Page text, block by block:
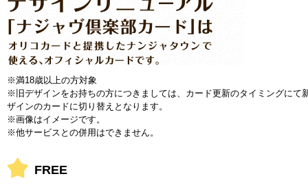
※満18歳以上の方対象
※旧デザインをお持ちの方につきましては、カード更新のタイミングにて
ザインのカードに切り替えとなります。
※画像はイメージです。
※他サービスとの併用はできません。
FREE